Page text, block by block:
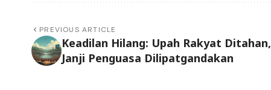
PREVIOUS ARTICLE
Keadilan Hilang: Upah Rakyat Ditahan,
Janji Penguasa Dilipatgandakan